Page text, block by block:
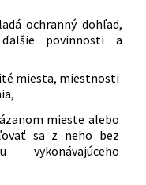
ochranný dohľad,
povinnosti a
miesta, miestnosti
mieste alebo
sa z neho bez
vykonávajúceho